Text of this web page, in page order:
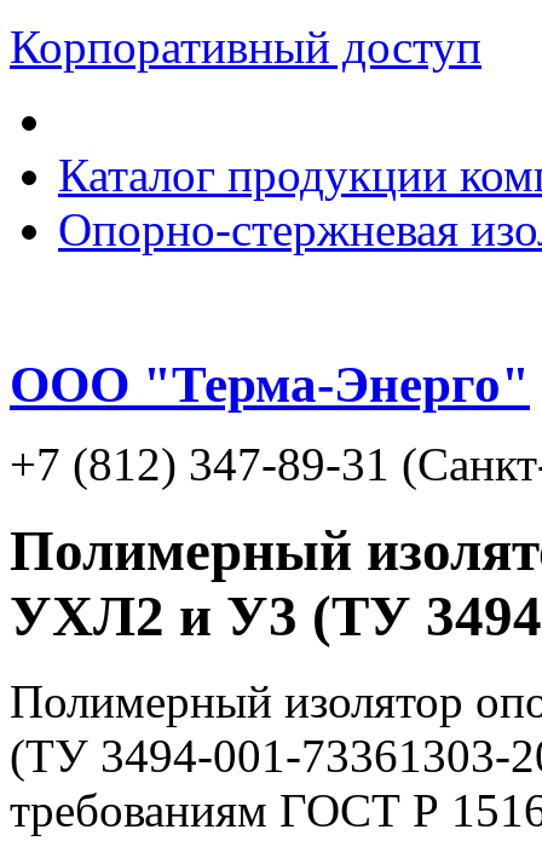
Корпоративный доступ
Каталог продукции
Опорно-стержневая
ООО "Терма-Энерго"
+7 (812) 347-89-31
Полимерный
УХЛ2 и У3 (ТУ
Полимерный изолятор
(ТУ 3494-001-73361303-
требованиям ГОСТ Р